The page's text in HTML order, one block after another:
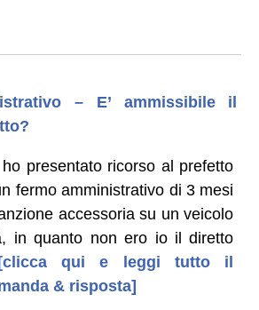
– E’ ammissibile il
presentato ricorso al prefetto
fermo amministrativo di 3 mesi
accessoria su un veicolo
in quanto non ero io il diretto
qui e leggi tutto il
& risposta]